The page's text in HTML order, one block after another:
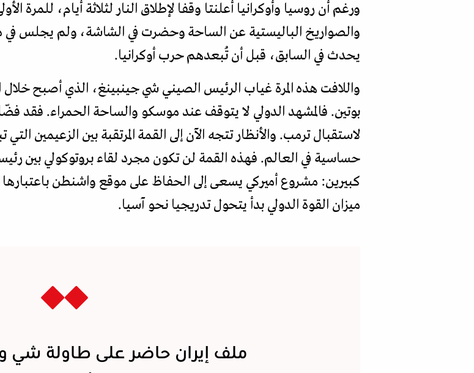
ورغم أن روسيا وأوكرانيا أعلنتا وقفا لإطلاق النار لثلاثة أيام، للمرة
والصواريخ الباليستية عن الساحة وحضرت في الشاشة، ولم يجلس في
يحدث في السابق، قبل أن تُبعدهم حرب أوكرانيا.
واللافت هذه المرة غياب الرئيس الصيني شي جينبينغ، الذي أصبح خلال
بوتين. فالمشهد الدولي لا يتوقف عند موسكو والساحة الحمراء. فقد
لاستقبال ترمب. والأنظار تتجه الآن إلى القمة المرتقبة بين الزعيمين
حساسية في العالم. فهذه القمة لن تكون مجرد لقاء بروتوكولي بين
كبيرين: مشروع أميركي يسعى إلى الحفاظ على موقع واشنطن باعتبارها
ميزان القوة الدولي بدأ يتحول تدريجيا نحو آسيا.
ملف إيران حاضر على طاولة شي